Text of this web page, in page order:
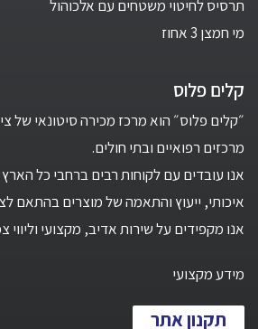
תרסיס לחיטוי משטחים עם אלכוהול
מי חמצן 3 אחוז
קלים פלוס
״קלים פלוס״ הוא מרכז מכירה סיטונאי של
מרכזים רפואיים ובתי חולים.
אנו עובדים עם לקוחות רבים ברחבי כל
איכותי, ייעוץ והתאמה של מוצרים בהתאם
אנו מקפידים על שירות אדיב, מקצועי וליווי
מידע מקצועי
תקנון אתר